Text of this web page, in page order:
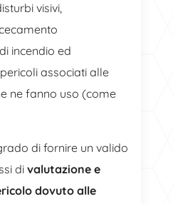
visivi,
incendio ed
associati alle
ne fanno uso (come
di fornire un valido
di valutazione e
dovuto alle